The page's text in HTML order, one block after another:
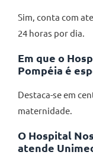
Sim, conta com
24 horas por dia.
Em que o
Pompéia é
Destaca-se em
maternidade.
O Hospital
atende